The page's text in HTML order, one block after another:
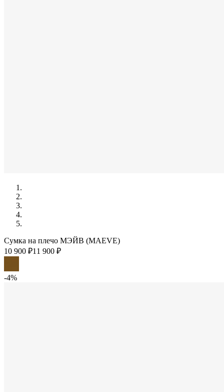
Сумка на плечо МЭЙВ (MAEVE)
10 900 ₽11 900 ₽
-4%